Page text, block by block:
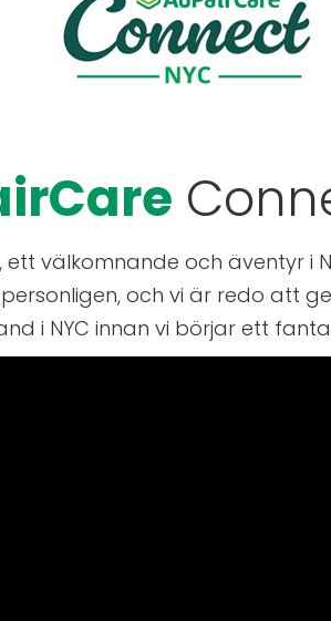
, ett välkomnande och äventyr i
och vi är redo att
i NYC innan vi börjar ett